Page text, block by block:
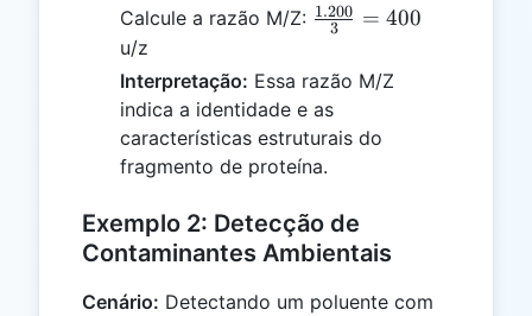
Calcule a razão M/Z: \frac{1.200}
3
1.200 = 400
u/z
Interpretação: Essa razão M/Z
indica a identidade e as
características estruturais do
fragmento de proteína.
Exemplo 2: Detecção de
Contaminantes Ambientais
Cenário: Detectando um poluente com